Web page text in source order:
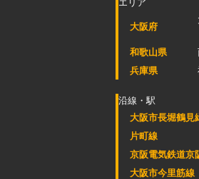
エリア
大阪府
和歌山県
兵庫県
沿線・駅
大阪市長堀鶴見
片町線
京阪電気鉄道京
大阪市今里筋線